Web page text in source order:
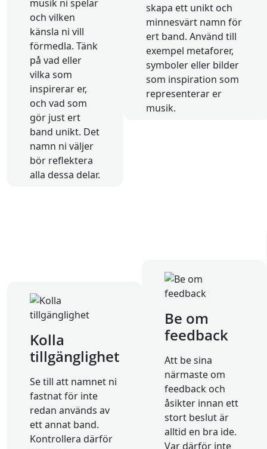
musik ni spelar
och vilken
känsla ni vill
förmedla. Tänk
på vad eller
vilka som
inspirerar er,
och vad som
gör just ert
band unikt. Det
namn ni väljer
bör reflektera
alla dessa delar.
skapa ett unikt och
minnesvärt namn för
ert band. Använd till
exempel metaforer,
symboler eller bilder
som inspiration som
representerar er
musik.
Kolla
tillgänglighet
Se till att namnet ni
fastnat för inte
redan används av
ett annat band.
Kontrollera därför
Be om
feedback
Att be sina
närmaste om
feedback och
åsikter innan ett
stort beslut är
alltid en bra ide.
Var därför inte